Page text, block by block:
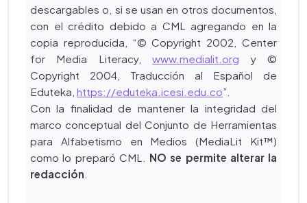
descargables o, si se usan en otros documentos,
con el crédito debido a CML agregando en la
copia reproducida, “© Copyright 2002, Center
for Media Literacy,www.medialit.org y ©
Copyright 2004, Traducción al Español de
Eduteka, https://eduteka.icesi.edu.co”.
Con la finalidad de mantener la integridad del
marco conceptual del Conjunto de Herramientas
para Alfabetismo en Medios (MediaLit Kit™)
como lo preparó CML. NO se permite alterar la
redacción